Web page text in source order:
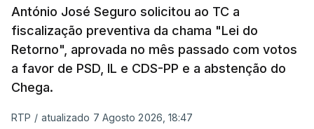
Presidente da República.
Assegurar que "ninguém é
prejudicado"
António José Seguro solicitou ao TC a
fiscalização preventiva da chama "Lei do
Retorno", aprovada no mês passado com votos
a favor de PSD, IL e CDS-PP e a abstenção do
Chega.
RTP / atualizado 7 Agosto 2026, 18:47